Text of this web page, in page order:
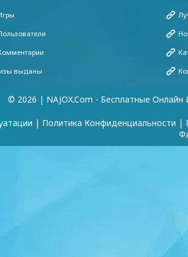
© 2026 | NAJOX.com - Бесплатные Онлайн
| Политика Конфиденциальности |